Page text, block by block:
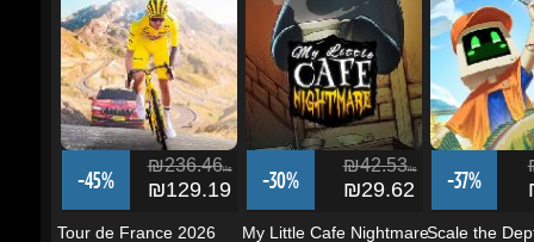
-45%
₪236.46ils
₪129.19
Tour de France 2026
אזל
מהמלאי
-30%
₪42.53ils
₪29.62
My Little Cafe Nightmare
הוסף לסל
-37%
Scale the
לסל